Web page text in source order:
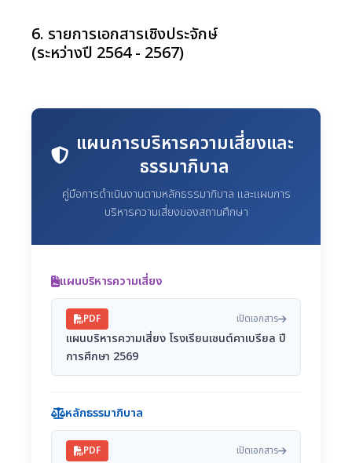
6. รายการเอกสารเชิงประจักษ์
(ระหว่างปี 2564 - 2567)
แผนการบริหารความเสี่ยงและ
ธรรมาภิบาล
คู่มือการดำเนินงานตามหลักธรรมาภิบาล และแผนการ
บริหารความเสี่ยงของสถานศึกษา
แผนบริหารความเสี่ยง
PDF
แผนบริหารความเสี่ยง โรงเรียนเซนต์คาเบรียล ปี
การศึกษา 2569
เปิดเอกสาร
หลักธรรมาภิบาล
PDF เปิดเอกสาร